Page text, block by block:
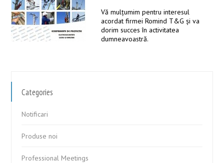
Vă mulţumim pentru interesul
acordat firmei Romind T&G şi va
dorim succes în activitatea
dumneavoastră.
Categories
Notificari
Produse noi
Professional Meetings